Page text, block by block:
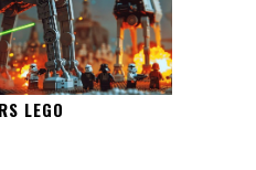
LEGO